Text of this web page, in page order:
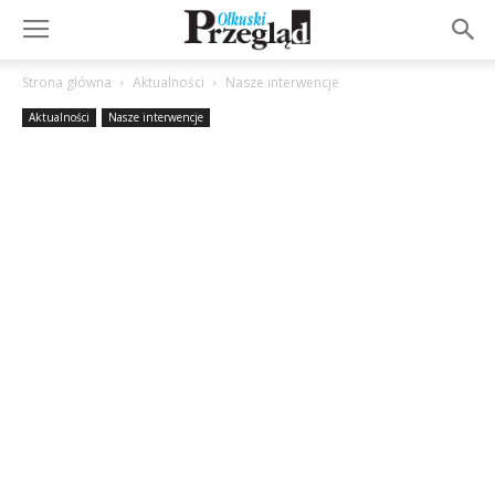
Strona główna Aktualności Nasze interwencje
Aktualności Nasze interwencje